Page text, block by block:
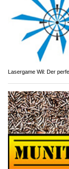
Lasergame Wil: Der